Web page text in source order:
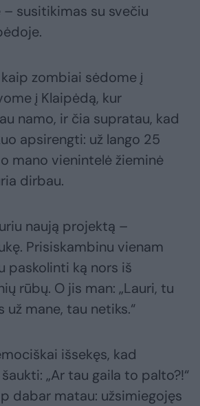
susitikimas su svečiu
zombiai sėdome į
į Klaipėdą, kur
namo, ir čia supratau, kad
apsirengti: už lango 25
mano vienintelė žieminė
dirbau.
naują projektą –
Prisiskambinu vienam
paskolinti ką nors iš
rūbų. O jis man: „Lauri, tu
už mane, tau netiks.“
išsekęs, kad
„Ar tau gaila to palto?!“
dabar matau: užsimiegojęs